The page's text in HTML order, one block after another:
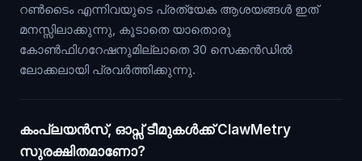
റൺടൈം എന്നിവയുടെ പ്രത്യേക ആശയങ്ങൾ ഇത്
മനസ്സിലാക്കുന്നു, കൂടാതെ യാതൊരു
കോൺഫിഗറേഷനുമില്ലാതെ 30 സെക്കൻഡിൽ
ലോക്കലായി പ്രവർത്തിക്കുന്നു.
കംപ്ലയൻസ്, ഓപ്സ് ടീമുകൾക്ക് ClawMetry
സുരക്ഷിതമാണോ?